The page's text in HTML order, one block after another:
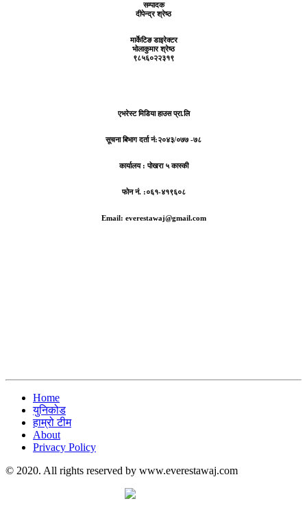
सम्पादक
दीपेन्द्र श्रेष्ठ
मार्केटिङ डाइरेक्टर
भोलाकुमार श्रेष्ठ
९८५६०२२३१९
एभरेस्ट मिडिया हाउस प्रा.लि
सूचना बिभाग दर्ता नं:२०४३/०७७ -७८
कार्यालय :पोखरा ५ कास्की
फोन नं. :०६१-४१९६०८
Email: everestawaj@gmail.com
Home
युनिकोड
हाम्रो टीम
About
Privacy Policy
© 2020. All rights reserved by www.everestawaj.com